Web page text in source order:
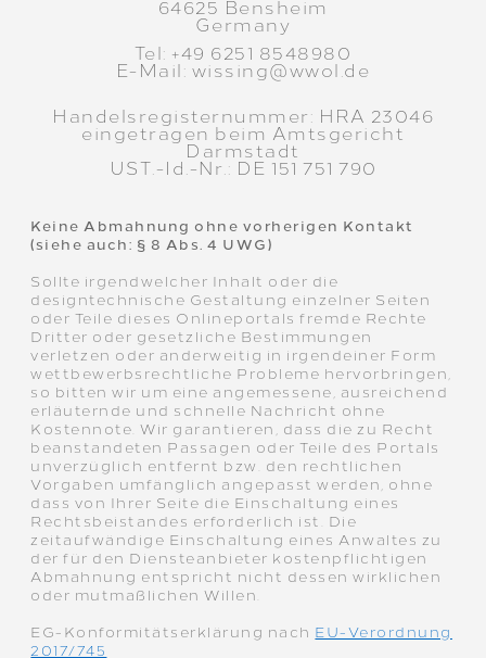
64625 Bensheim
Germany
Tel: +49 6251 8548980
​E-Mail: wissing@wwol.de
Handelsregisternummer: HRA 23046
eingetragen beim Amtsgericht
Darmstadt
UST.-Id.-Nr.: DE 151 751 790
Keine Abmahnung ohne vorherigen Kontakt
(siehe auch: § 8 Abs. 4 UWG)
Sollte irgendwelcher Inhalt oder die
designtechnische Gestaltung einzelner Seiten
oder Teile dieses Onlineportals fremde Rechte
Dritter oder gesetzliche Bestimmungen
verletzen oder anderweitig in irgendeiner Form
wettbewerbsrechtliche Probleme hervorbringen,
so bitten wir um eine angemessene, ausreichend
erläuternde und schnelle Nachricht ohne
Kostennote. Wir garantieren, dass die zu Recht
beanstandeten Passagen oder Teile des Portals
unverzüglich entfernt bzw. den rechtlichen
Vorgaben umfänglich angepasst werden, ohne
dass von Ihrer Seite die Einschaltung eines
Rechtsbeistandes erforderlich ist. Die
zeitaufwändige Einschaltung eines Anwaltes zu
der für den Diensteanbieter kostenpflichtigen
Abmahnung entspricht nicht dessen wirklichen
oder mutmaßlichen Willen.
EG-Konformitätserklärung nach EU-Verordnung
2017/745